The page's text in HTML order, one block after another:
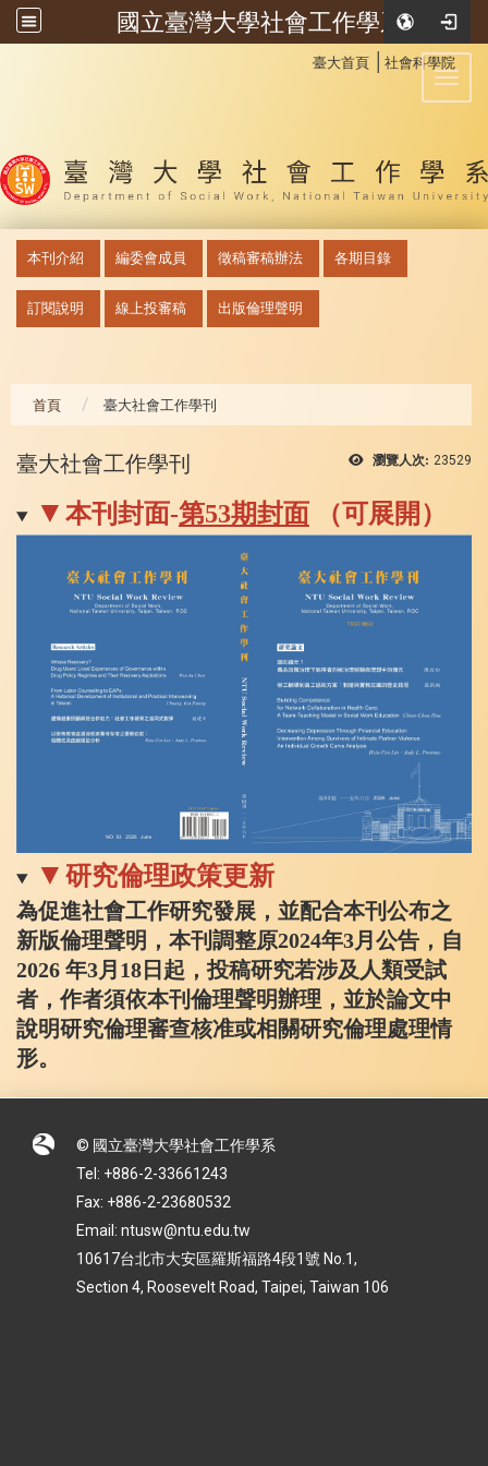
國立臺灣大學社會工作學系
臺大首頁 社會科學院
本刊介紹 編委會成員 徵稿審稿辦法 各期目錄
訂閱說明 線上投審稿 出版倫理聲明
首頁 臺大社會工作學刊
瀏覽人次: 23529
臺大社會工作學刊
▼ 本刊封面-第53期封面 （可展開 ）
▼ 研究倫理政策更新
為促進社會工作研究發展，並配合本刊公布之
新版倫理聲明，本刊調整原2024年3月公告，自
2026 年3月18日起，投稿研究若涉及人類受試
者，作者須依本刊倫理聲明辦理，並於論文中
說明研究倫理審查核准或相關研究倫理處理情
形。
© 國立臺灣大學社會工作學系
Tel: +886-2-33661243
Fax: +886-2-23680532
Email: ntusw@ntu.edu.tw
10617台北市大安區羅斯福路4段1號 No.1,
Section 4, Roosevelt Road, Taipei, Taiwan 106